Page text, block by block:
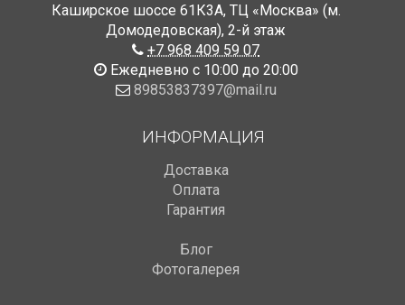
Каширское шоссе 61К3А, ТЦ «Москва» (м.
Домодедовская), 2-й этаж
+7 968 409 59 07
Ежедневно с 10:00 до 20:00
89853837397@mail.ru
ИНФОРМАЦИЯ
Доставка
Оплата
Гарантия
Блог
Фотогалерея